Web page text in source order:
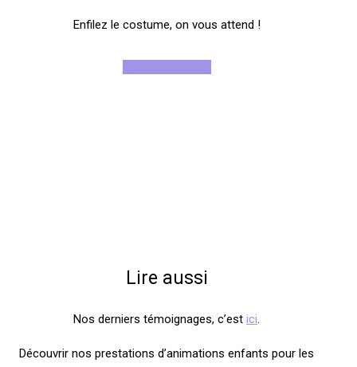
Enfilez le costume, on vous attend !
Lire aussi
Nos derniers témoignages, c’est ici.
Découvrir nos prestations d’animations enfants pour les